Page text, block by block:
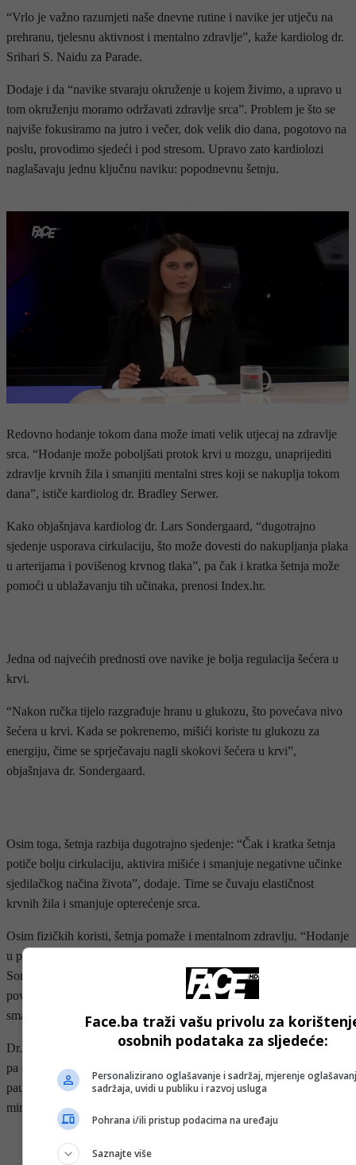
“Vrlo je važno razumjeti naše dnevne rutine i navike jer utječu na
prehranu, tjelesnu aktivnost i mentalno zdravlje”, kaže kardiolog dr.
Srihari S. Naidu za Parade.
Dodaje i da “navike stvaraju okruženje u kojem živimo, a upravo u
tom okruženju moramo održavati zdravlje srca”. Problem je što se
najviše fokusiramo na jutro i večer, dok velik dio dana, pogotovo na
poslu, provodimo sjedeći i pod stresom. Upravo zato kardiolozi
naglašavaju jednu ključnu naviku: popodnevnu šetnju.
Redovno hodanje tokom dana može imati velik utjecaj na zdravlje
srca. “Hodanje može poboljšati protok krvi u mozgu, unaprijediti
zdravlje krvnih žila i smanjiti mentalni stres koji se nakuplja tokom
dana”, ističe kardiolog dr. Bradley Serwer.
Kako objašnjava kardiolog dr. Lars Sondergaard, “dugotrajno
sjedenje usporava cirkulaciju, što može dovesti do nakupljanja plaka
u arterijama i povišenog krvnog tlaka”, pa čak i kratka šetnja može
pomoći u ublažavanju tih učinaka, prenosi Index.hr.
Jedna od najvećih prednosti ove navike je bolja regulacija šećera u
krvi.
“Nakon ručka tijelo razgrađuje hranu u glukozu, što povećava nivo
šećera u krvi. Kada se pokrenemo, mišići koriste tu glukozu za
energiju, čime se sprječavaju nagli skokovi šećera u krvi”,
objašnjava dr. Sondergaard.
Osim toga, šetnja razbija dugotrajno sjedenje: “Čak i kratka šetnja
potiče bolju cirkulaciju, aktivira mišiće i smanjuje negativne učinke
sjedilačkog načina života”, dodaje. Time se čuvaju elastičnost
krvnih žila i smanjuje opterećenje srca.
Osim fizičkih koristi, šetnja pomaže i mentalnom zdravlju. “Hodanje
u poslijepodnevnim satima prirodno smanjuje stres”, navodi dr.
Sondergaard, objašnjavajući da stres potiče lučenje hormona koji
povisuju tlak i puls. Dodaje da “šetnja aktivira reakciju opuštanja,
smanjuje nivo hormona stresa i dugoročno štiti srce”.
Dr. Naidu ističe i zanimljiv detalj: “Većina ljudi ne jede dok hoda”,
pa ova navika može pomoći i u smanjenju prejedanja. Čak i kratke
pauze imaju smisla, jer kako kaže dr. Serwer, “i šetnja od samo pet
minuta može biti korisna”.
Face.ba traži vašu privolu za
osobnih podataka za sljedeće:
Personalizirano oglašavanje i sadržaj, mjerenje
sadržaja, uvidi u publiku i razvoj usluga
Pohrana i/ili pristup podacima na uređaju
Saznajte više